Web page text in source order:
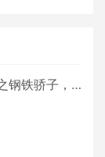
子，魅力包头